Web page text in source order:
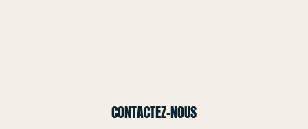
CONTACTEZ-NOUS